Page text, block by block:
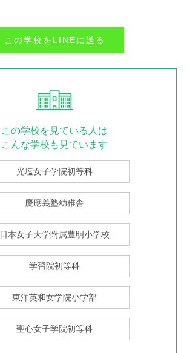
この学校をLINEに送る
この学校を見ている人は
こんな学校も見ています
光塩女子学院初等科
慶應義塾幼稚舎
日本女子大学附属豊明小学校
学習院初等科
東洋英和女学院小学部
聖心女子学院初等科